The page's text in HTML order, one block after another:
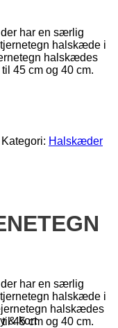
& kort
har en særlig
halskæde i
halskædes
45 cm og 40 cm.
Kategori: Halskæder
har en særlig
halskæde i
halskædes
45 cm og 40 cm.